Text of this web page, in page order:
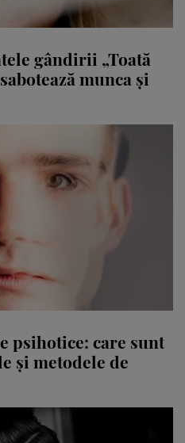
gândirii „Toată
munca și
psihotice: care sunt
și metodele de